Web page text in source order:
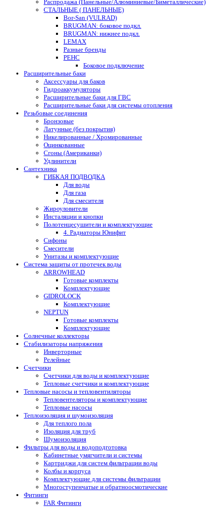
Распродажа (Панельные/Алюминиевые/Биметаллические)
СТАЛЬНЫЕ ( ПАНЕЛЬНЫЕ)
Bor-San (VULRAD)
BRUGMAN: боковое подкл.
BRUGMAN: нижнее подкл.
LEMAX
Разные бренды
РЕНС
Боковое подключение
Расширительные баки
Аксессуары для баков
Гидроаккумуляторы
Расширительные баки для ГВС
Расширительные баки для системы отопления
Резьбовые соединения
Бронзовые
Латунные (без покрытия)
Никелированные / Хромированные
Оцинкованные
Сгоны (Американки)
Удлинители
Сантехника
ГИБКАЯ ПОДВОДКА
Для воды
Для газа
Для смесителя
Жироуловители
Инсталяции и кнопки
Полотенцесушители и комплектующие
4. Радиаторы Юнифит
Сифоны
Смесители
Унитазы и комплектующие
Система защиты от протечек воды
ARROWHEAD
Готовые комплекты
Комплектующие
GIDROLOCK
Комплектующие
NEPTUN
Готовые комплекты
Комплектующие
Солнечные коллекторы
Стабилизаторы напряжения
Инверторные
Релейные
Счетчики
Счетчики для воды и комплектующие
Тепловые счетчики и комплектующие
Тепловые насосы и тепловентиляторы
Тепловентеляторы и комплектующие
Тепловые насосы
Теплоизоляция и шумоизоляция
Для теплого пола
Изоляция для труб
Шумоизоляция
Фильтры для воды и водоподготовка
Кабинетные умягчители и системы
Картриджи для систем фильтрации воды
Колбы и корпуса
Комплектующие для системы фильтрации
Многоступенчатые и обратноосмотические
Фитинги
FAR Фитинги